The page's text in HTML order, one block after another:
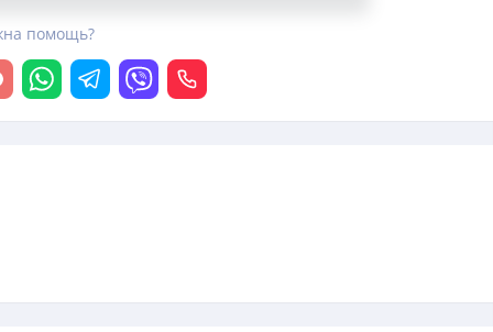
помощь?
чат
WhatsappTelegramViber Позвонить